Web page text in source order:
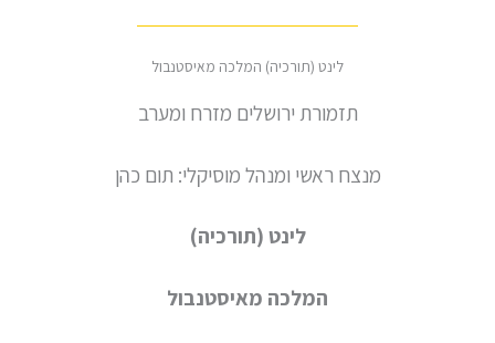
לינט (תורכיה) המלכה מאיסטנבול
תזמורת ירושלים מזרח ומערב
מנצח ראשי ומנהל מוסיקלי: תום כהן
לינט (תורכיה)
המלכה מאיסטנבול